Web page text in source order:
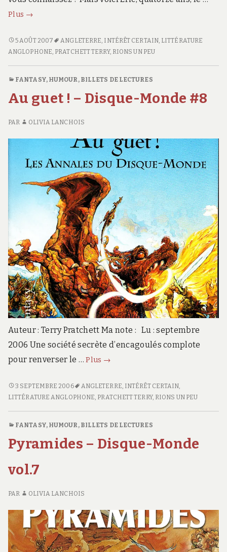
Plus Éric
Disque-
Monde
vol.9
→
ÉRIC
–
5 AOÛT 2007 ANGLETERRE, INTÉRÊT CERTAIN, LITTÉRATURE
ANGLOPHONE, PRATCHETT TERRY, RIONS UN PEU
FANTASY, HUMOUR, BILLETS DE LECTURES
Au guet ! – Disque-Monde #8
PAR OLIVIA LANCHOIS
Auteur : Terry Pratchett Ma note : Lu : septembre
2006 Une société secrète d’encagoulés complote
pour renverser le …Plus Au
!
–
Disque-
Monde
#8
→
AU
GUET
MONDE
3 SEPTEMBRE 2006 ANGLETERRE, INTÉRÊT CERTAIN,
LITTÉRATURE ANGLOPHONE, PRATCHETT TERRY, RIONS UN PEU
FANTASY, HUMOUR, BILLETS DE LECTURES
Pyramides – Disque-Monde
vol.7
PAR OLIVIA LANCHOIS